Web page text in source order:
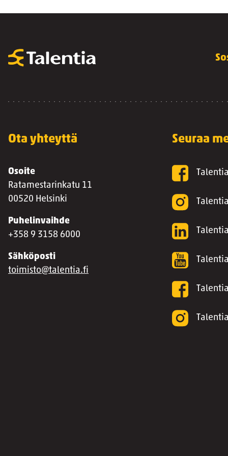
Ota yhteyttä
Osoite
Ratamestarinkatu 11
00520 Helsinki
Puhelinvaihde
+358 9 3158 6000
Sähköposti
toimisto@talentia.fi
Seuraa